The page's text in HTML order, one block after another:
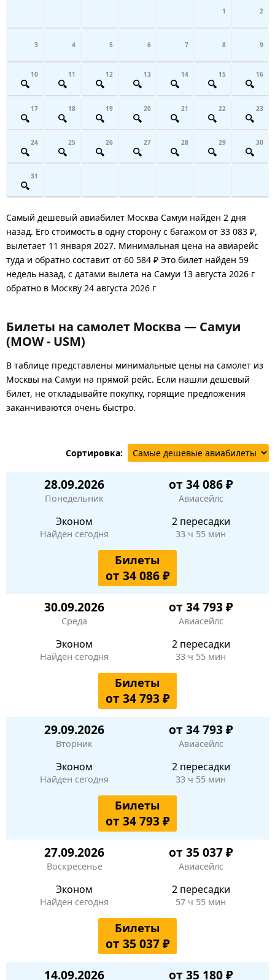
1 2
3 4 5 6 7 8 9
10 11 12 13 14 15 16
17 18 19 20 21 22 23
24 25 26 27 28 29 30
31
Самый дешевый авиабилет Москва Самуи найден 2 дня
назад. Его стоимость в одну сторону с багажом от 33 083 ₽,
вылетает 11 января 2027. Минимальная цена на авиарейс
туда и обратно составит от 60 584 ₽ Это билет найден 59
недель назад, с датами вылета на Самуи 13 августа 2026 г
обратно в Москву 24 августа 2026 г
Билеты на самолет Москва — Самуи
(MOW - USM)
В таблице представлены минимальные цены на самолет из
Москвы на Самуи на прямой рейс. Если нашли дешевый
билет, не откладывайте покупку, горящие предложения
заканчиваются очень быстро.
Сортировка:
28.09.2026
Понедельник
от 34 086 ₽
Авиасейлс
Эконом
Найден сегодня
2 пересадки
33 ч 55 мин
Билеты
от 34 086 ₽
30.09.2026
Среда
от 34 793 ₽
Авиасейлс
Эконом
Найден сегодня
2 пересадки
33 ч 55 мин
Билеты
от 34 793 ₽
29.09.2026
Вторник
от 34 793 ₽
Авиасейлс
Эконом
Найден сегодня
2 пересадки
33 ч 55 мин
Билеты
от 34 793 ₽
27.09.2026
Воскресенье
от 35 037 ₽
Авиасейлс
Эконом
Найден сегодня
2 пересадки
57 ч 55 мин
Билеты
от 35 037 ₽
14.09.2026
от 35 180 ₽